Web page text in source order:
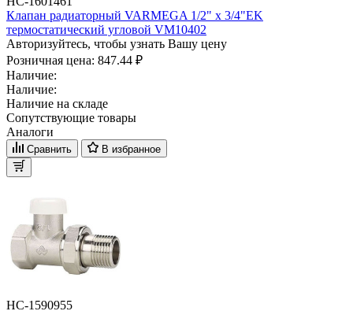
Клапан радиаторный VARMEGA 1/2" x 3/4"EK
термостатический угловой VM10402
Авторизуйтесь, чтобы узнать Вашу цену
Розничная цена: 847.44 ₽
Наличие:
Наличие:
Наличие на складе
Сопутствующие товары
Аналоги
Сравнить В избранное
НС-1590955